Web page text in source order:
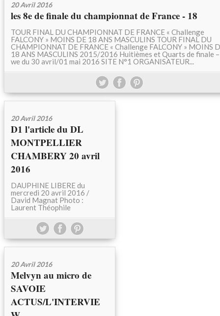
20 Avril 2016
les 8e de finale du championnat de France - 18
TOUR FINAL DU CHAMPIONNAT DE FRANCE « Challenge
FALCONY » MOINS DE 18 ANS MASCULINS TOUR FINAL DU
CHAMPIONNAT DE FRANCE « Challenge FALCONY » MOINS
18 ANS MASCULINS 2015/2016 Huitièmes et Quarts de finale –
we du 30 avril/01 mai 2016 SITE N°1 ORGANISATEUR...
20 Avril 2016
D1 l'article du DL
MONTPELLIER
CHAMBERY 20 avril
2016
DAUPHINE LIBERE du
mercredi 20 avril 2016 /
David Magnat Photo :
Laurent Théophile
20 Avril 2016
Melvyn au micro de
SAVOIE
ACTUS/L'INTERVIE